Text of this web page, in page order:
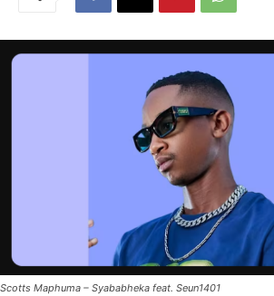
Scotts Maphuma – Syababheka feat. Seun1401